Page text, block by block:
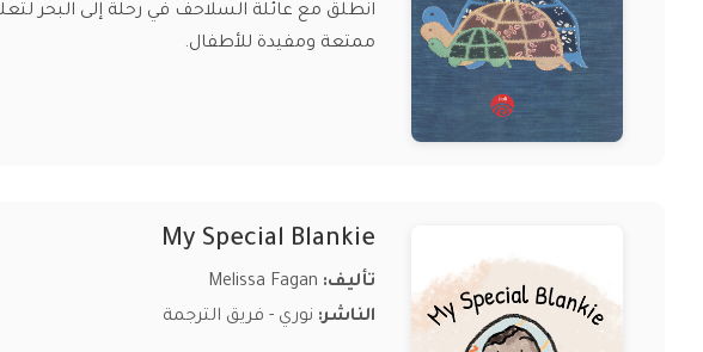
انطلق مع عائلة السلاحف في رحلة إلى البحر
ممتعة ومفيدة للأطفال.
My Special Blankie
تأليف: Melissa Fagan
الناشر: نوري - فريق الترجمة